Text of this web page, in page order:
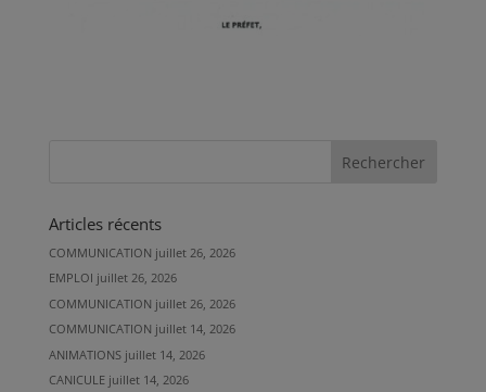
Articles récents
COMMUNICATION juillet 26, 2026
EMPLOI juillet 26, 2026
COMMUNICATION juillet 26, 2026
COMMUNICATION juillet 14, 2026
ANIMATIONS juillet 14, 2026
CANICULE juillet 14, 2026